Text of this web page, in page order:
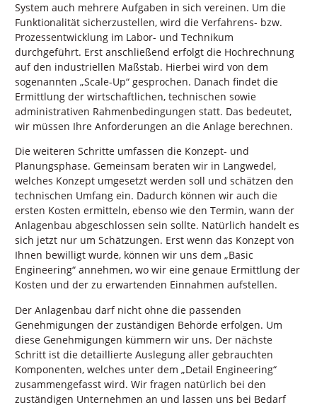
System auch mehrere Aufgaben in sich vereinen. Um die
Funktionalität sicherzustellen, wird die Verfahrens- bzw.
Prozessentwicklung im Labor- und Technikum
durchgeführt. Erst anschließend erfolgt die Hochrechnung
auf den industriellen Maßstab. Hierbei wird von dem
sogenannten „Scale-Up“ gesprochen. Danach findet die
Ermittlung der wirtschaftlichen, technischen sowie
administrativen Rahmenbedingungen statt. Das bedeutet,
wir müssen Ihre Anforderungen an die Anlage berechnen.
Die weiteren Schritte umfassen die Konzept- und
Planungsphase. Gemeinsam beraten wir in Langwedel,
welches Konzept umgesetzt werden soll und schätzen den
technischen Umfang ein. Dadurch können wir auch die
ersten Kosten ermitteln, ebenso wie den Termin, wann der
Anlagenbau abgeschlossen sein sollte. Natürlich handelt es
sich jetzt nur um Schätzungen. Erst wenn das Konzept von
Ihnen bewilligt wurde, können wir uns dem „Basic
Engineering“ annehmen, wo wir eine genaue Ermittlung der
Kosten und der zu erwartenden Einnahmen aufstellen.
Der Anlagenbau darf nicht ohne die passenden
Genehmigungen der zuständigen Behörde erfolgen. Um
diese Genehmigungen kümmern wir uns. Der nächste
Schritt ist die detaillierte Auslegung aller gebrauchten
Komponenten, welches unter dem „Detail Engineering“
zusammengefasst wird. Wir fragen natürlich bei den
zuständigen Unternehmen an und lassen uns bei Bedarf